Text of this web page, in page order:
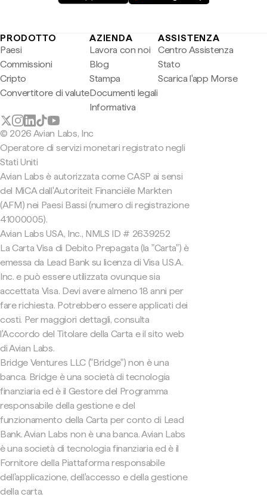
PRODOTTO
Paesi
Commissioni
Cripto
Convertitore di valute
AZIENDA
Lavora con noi
Blog
Stampa
Documenti legali
Informativa
ASSISTENZA
Centro Assistenza
Stato
Scarica l'app Morse
© 2026 Avian Labs, Inc
Operatore di servizi monetari registrato negli
Stati Uniti
Avian Labs è autorizzata come CASP ai sensi
del MiCA dall'Autoriteit Financiële Markten
(AFM) nei Paesi Bassi (numero di registrazione
41000005).
Avian Labs USA, Inc., NMLS ID # 2639252
La Carta Visa di Debito Prepagata (la "Carta") è
emessa da Lead Bank su licenza di Visa U.S.A.
Inc. e può essere utilizzata ovunque sia
accettata Visa. Devi avere almeno 18 anni per
fare richiesta. Potrebbero essere applicati dei
costi. Per maggiori dettagli, consulta
l'Accordo del Titolare della Carta e il sito web
di Avian Labs.
Bridge Ventures LLC ("Bridge") non è una
banca. Bridge è una società di tecnologia
finanziaria ed è il Gestore del Programma
responsabile della gestione e del
funzionamento della Carta per conto di Lead
Bank. Avian Labs non è una banca. Avian Labs
è una società di tecnologia finanziaria ed è il
Fornitore della Piattaforma responsabile
dell'applicazione, dell'accesso e della gestione
della carta.